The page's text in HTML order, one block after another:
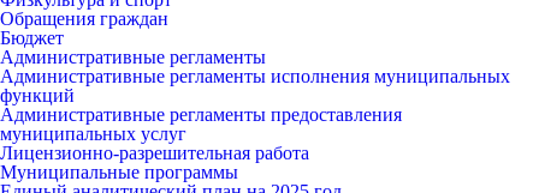
Обращения граждан
Бюджет
Административные регламенты
Административные регламенты исполнения муниципальных
функций
Административные регламенты предоставления
муниципальных услуг
Лицензионно-разрешительная работа
Муниципальные программы